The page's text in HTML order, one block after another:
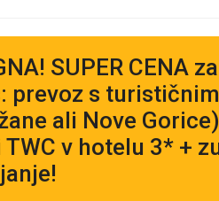
SUPER CENA
prevoz s
ali Nove
v hotelu 3* +